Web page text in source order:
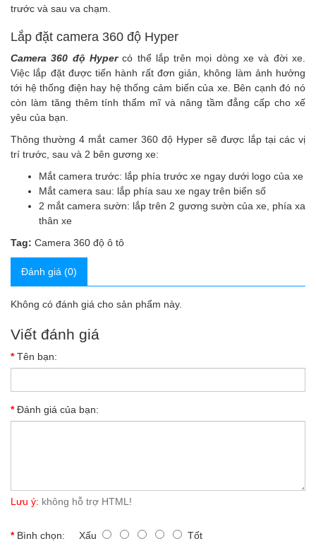
trước và sau va chạm.
Lắp đặt camera 360 độ Hyper
Camera 360 độ Hypercó thể lắp trên mọi dòng xe và đời xe.
Việc lắp đặt được tiến hành rất đơn giản, không làm ảnh hưởng
tới hệ thống điện hay hệ thống cảm biến của xe. Bên cạnh đó nó
còn làm tăng thêm tính thẩm mĩ và nâng tầm đẳng cấp cho xế
yêu của bạn.
Thông thường 4 mắt camer 360 độ Hyper sẽ được lắp tại các vị
trí trước, sau và 2 bên gương xe:
Mắt camera trước: lắp phía trước xe ngay dưới logo của xe
Mắt camera sau: lắp phía sau xe ngay trên biển số
2 mắt camera sườn: lắp trên 2 gương sườn của xe, phía xa
thân xe
Tag: Camera 360 độ ô tô
Đánh giá (0)
Không có đánh giá cho sản phẩm này.
Viết đánh giá
Tên bạn:
Đánh giá của bạn:
Lưu ý: không hỗ trợ HTML!
Bình chọn: Xấu Tốt